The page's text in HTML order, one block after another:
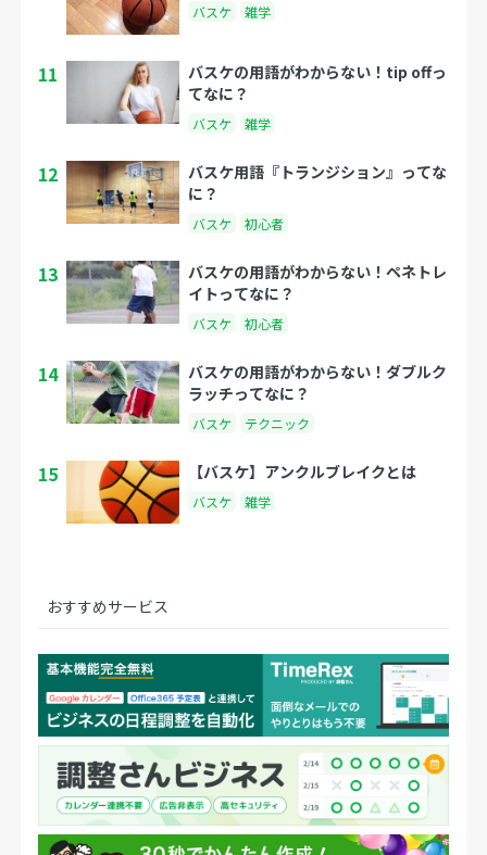
バスケ 雑学
11
バスケの用語がわからない！tip offっ
てなに？
バスケ 雑学
12
バスケ用語『トランジション』ってな
に？
バスケ 初心者
13
バスケの用語がわからない！ペネトレ
イトってなに？
バスケ 初心者
14
バスケの用語がわからない！ダブルク
ラッチってなに？
バスケ テクニック
15 【バスケ】アンクルブレイクとは
バスケ 雑学
おすすめサービス